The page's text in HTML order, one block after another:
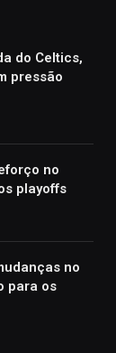
do Celtics,
pressão
no
playoffs
no
para os